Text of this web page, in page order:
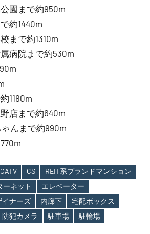
園まで約950m
約1440m
まで約1310m
病院まで約530m
1180m
店まで約640m
んまで約990m
CATV CS
REIT系ブランドマンション
ーネット
エレベーター
イナーズ 内廊下
宅配ボックス
防犯カメラ 駐車場 駐輪場